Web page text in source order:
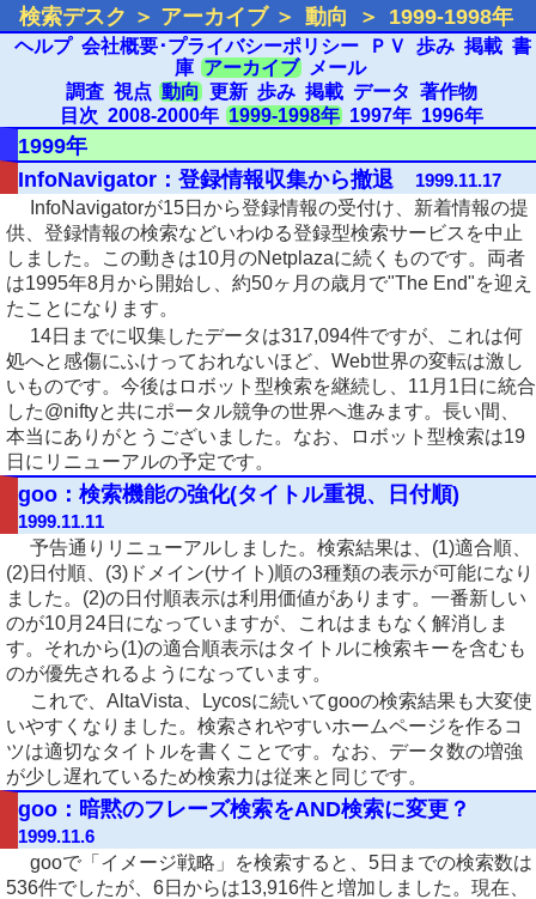
検索デスク ＞ アーカイブ ＞ 動向 ＞ 1999-1998年
ヘルプ 会社概要･プライバシーポリシー ＰＶ 歩み 掲載 書
庫 アーカイブ
メール
調査 視点 動向 更新 歩み 掲載 データ 著作物
目次 2008-2000年 1999-1998年 1997年 1996年
1999年
InfoNavigator：登録情報収集から撤退
1999.11.17
InfoNavigatorが15日から登録情報の受付け、新着情報の提
供、登録情報の検索などいわゆる登録型検索サービスを中止
しました。この動きは10月のNetplazaに続くものです。両者
は1995年8月から開始し、約50ヶ月の歳月で"The End"を迎え
たことになります。
14日までに収集したデータは317,094件ですが、これは何
処へと感傷にふけっておれないほど、Web世界の変転は激し
いものです。今後はロボット型検索を継続し、11月1日に統合
した@niftyと共にポータル競争の世界へ進みます。長い間、
本当にありがとうございました。なお、ロボット型検索は19
日にリニューアルの予定です。
goo：検索機能の強化(タイトル重視、日付順)
1999.11.11
予告通りリニューアルしました。検索結果は、(1)適合順、
(2)日付順、(3)ドメイン(サイト)順の3種類の表示が可能になり
ました。(2)の日付順表示は利用価値があります。一番新しい
のが10月24日になっていますが、これはまもなく解消しま
す。それから(1)の適合順表示はタイトルに検索キーを含むも
のが優先されるようになっています。
これで、AltaVista、Lycosに続いてgooの検索結果も大変使
いやすくなりました。検索されやすいホームページを作るコ
ツは適切なタイトルを書くことです。なお、データ数の増強
が少し遅れているため検索力は従来と同じです。
goo：暗黙のフレーズ検索をAND検索に変更？
1999.11.6
gooで「イメージ戦略」を検索すると、5日までの検索数は
536件でしたが、6日からは13,916件と増加しました。現在、